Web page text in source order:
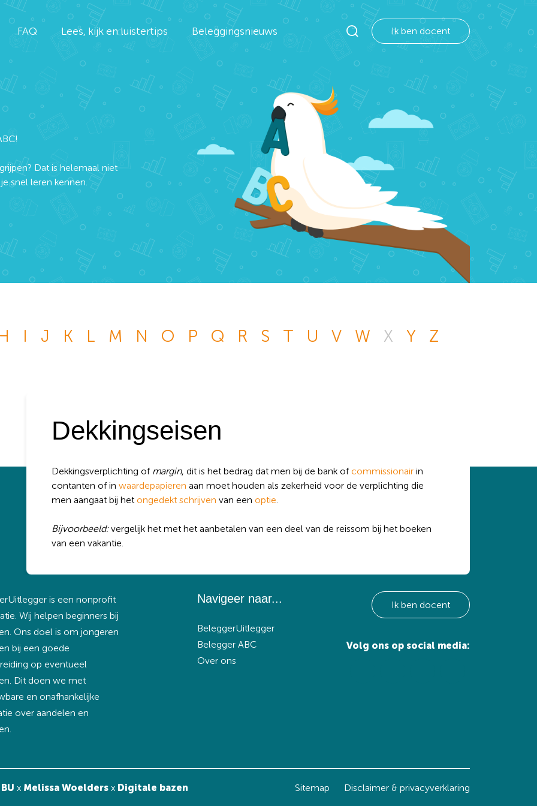
FAQ Lees, kijk en luistertips Beleggingsnieuws Ik ben docent
Dat is helemaal niet
snel leren kennen.
I J K L M N O P Q R S T U V W X Y Z
Dekkingseisen
Dekkingsverplichting of margin, dit is het bedrag dat men bij de bank of commissionair in
contanten of in waardepapieren aan moet houden als zekerheid voor de verplichting die
men aangaat bij het ongedekt schrijven van een optie
Bijvoorbeeld:vergelijk het met het aanbetalen van een deel van de reissom bij het boeken
van een vakantie.
is een nonprofit
Wij helpen beginners bij
Ons doel is om jongeren
bij een goede
op eventueel
Dit doen we met
en onafhankelijke
over aandelen en
Navigeer naar...
BeleggerUitlegger
Belegger ABC
Over ons
Ik ben docent
Volg ons op social media:
x Melissa Woelders x Digitale bazen Sitemap Disclaimer & privacyverklaring